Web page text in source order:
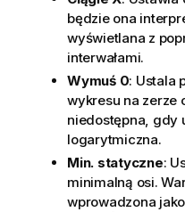
będzie ona
wyświetlana z
interwałami.
Wymuś 0: Ustala
wykresu na zerze
niedostępna, gdy
logarytmiczna.
Min. statyczne:
minimalną osi.
wprowadzona